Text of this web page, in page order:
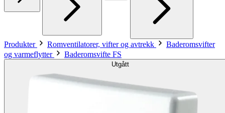
Produkter Romventilatorer, vifter og avtrekk
Baderomsvifter
og varmeflytter
Baderomsvifte FS
Utgått